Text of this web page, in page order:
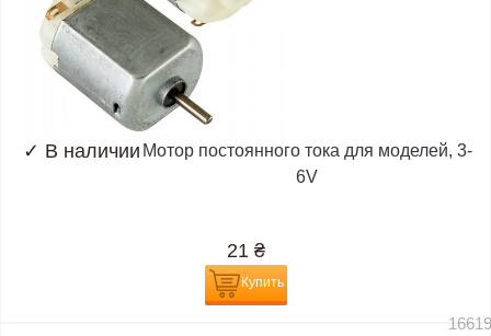
✓ В наличии Мотор постоянного тока для моделей, 3-
6V
21 ₴
Купить